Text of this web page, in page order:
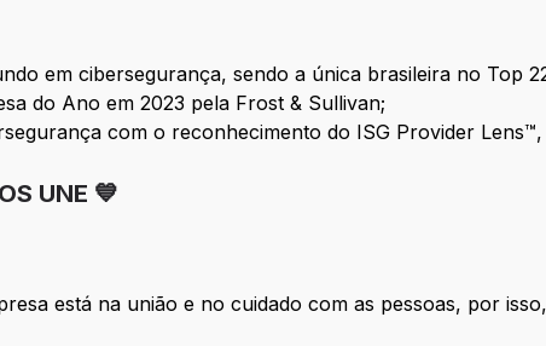
em cibersegurança, sendo a única brasileira no Top
do Ano em 2023 pela Frost & Sullivan;
com o reconhecimento do ISG Provider
UNE 💙
está na união e no cuidado com as pessoas, por